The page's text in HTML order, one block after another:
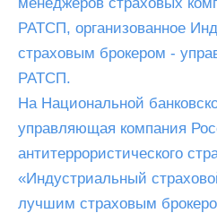
РАТСП, организованное
страховым брокером -
РАТСП.
На Национальной
управляющая компания
антитеррористического
«Индустриальный
лучшим страховым